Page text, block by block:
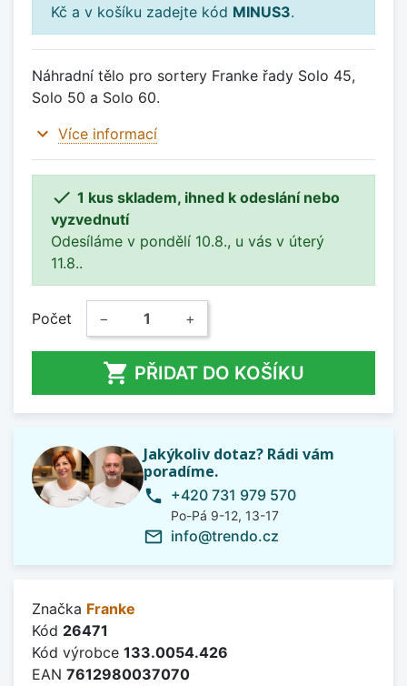
Kč a v košíku zadejte kód MINUS3.
Náhradní tělo pro sortery Franke řady Solo 45,
Solo 50 a Solo 60.
expand_more Více informací
 1 kus skladem, ihned k odeslání nebo
vyzvednutí
Odesíláme v pondělí 10.8., u vás v úterý
11.8..
Počet − +
 PŘIDAT DO KOŠÍKU
Jakýkoliv dotaz? Rádi vám
poradíme.
phone +420 731 979 570
Po-Pá 9-12, 13-17
mail_outline info@trendo.cz
Značka Franke
Kód 26471
Kód výrobce 133.0054.426
EAN 7612980037070